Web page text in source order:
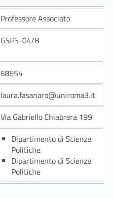
Professore Associato
GSPS-04/B
68654
laura.fasanaro@uniroma3.it
Via Gabriello Chiabrera 199
Dipartimento di Scienze
Politiche
Dipartimento di Scienze
Politiche